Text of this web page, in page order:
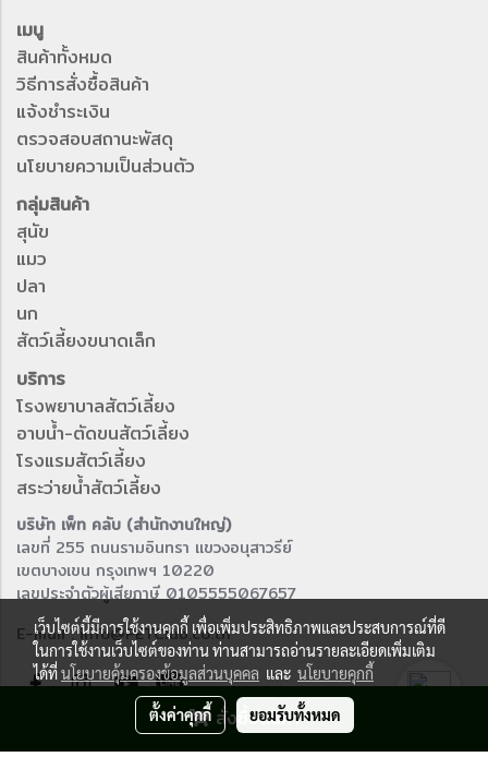
สั่งซื้อสินค้า
เมนู
สินค้าทั้งหมด
วิธีการสั่งซื้อสินค้า
แจ้งชำระเงิน
ตรวจสอบสถานะพัสดุ
นโยบายความเป็นส่วนตัว
กลุ่มสินค้า
สุนัข
แมว
ปลา
นก
สัตว์เลี้ยงขนาดเล็ก
บริการ
โรงพยาบาลสัตว์เลี้ยง
อาบน้ำ-ตัดขนสัตว์เลี้ยง
โรงแรมสัตว์เลี้ยง
สระว่ายน้ำสัตว์เลี้ยง
บริษัท เพ็ท คลับ (สำนักงานใหญ่)
เลขที่ 255 ถนนรามอินทรา แขวงอนุสาวรีย์
เขตบางเขน กรุงเทพฯ 10220
เลขประจำตัวผู้เสียภาษี 0105555067657
E-mail : info@PETClub.co.th
เว็บไซต์นี้มีการใช้งานคุกกี้ เพื่อเพิ่มประสิทธิภาพและประสบการณ์ที่ดี
ในการใช้งานเว็บไซต์ของท่าน ท่านสามารถอ่านรายละเอียดเพิ่มเติม
ได้ที่นโยบายคุ้มครองข้อมูลส่วนบุคคล และ นโยบายคุกกี้
ตั้งค่าคุกกี้ ยอมรับทั้งหมด